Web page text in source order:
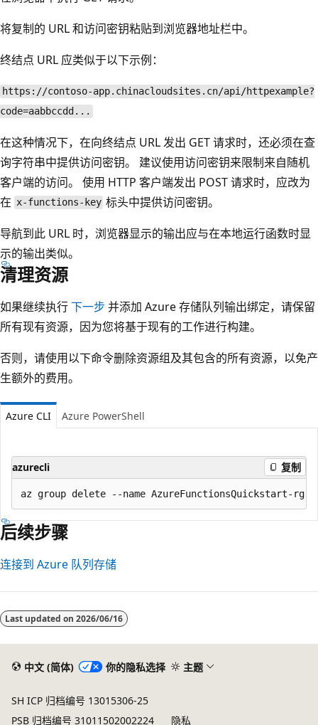
将复制的 URL 和访问密钥粘贴到浏览器地址栏中。
终结点 URL 应类似于以下示例：
https://contoso-app.chinacloudsites.cn/api/httpexample?
code=aabbccdd...
在这种情况下，在向终结点 URL 发出 GET 请求时，还必须在查
询字符串中提供访问密钥。 建议使用访问密钥来限制来自随机
客户端的访问。 使用 HTTP 客户端发出 POST 请求时，应改为
在 x-functions-key 标头中提供访问密钥。
导航到此 URL 时，浏览器显示的输出应与在本地运行函数时显
示的输出类似。
清理资源
如果继续执行下一步 并添加 Azure 存储队列输出绑定，请保留
所有现有资源，因为您将基于现有的工作进行构建。
否则，请使用以下命令删除资源组及其包含的所有资源，以免产
生额外的费用。
Azure CLI Azure PowerShell
azurecli 复制
后续步骤
连接到 Azure 队列存储
Last updated on 2026/06/16
中文 (简体) 你的隐私选择 主题
SH ICP 归档编号 13015306-25
PSB 归档编号 31011502002224
隐私